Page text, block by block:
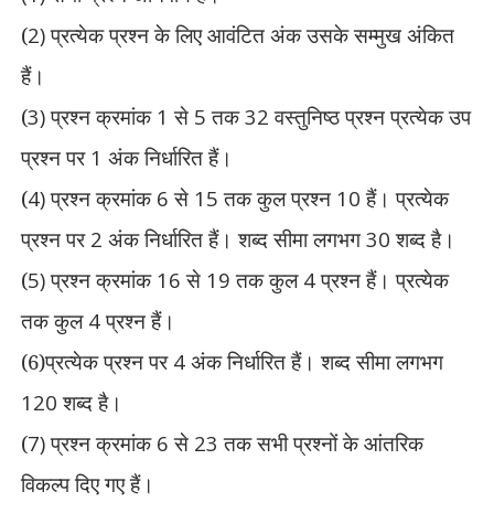
(2)प्रत्येक प्रश्न के लिए आवंटित अंक उसके सम्मुख अंकित
हैं।
(3)प्रश्न क्रमांक 1 से 5 तक32 वस्तुनिष्ठ प्रश्न प्रत्येक उप
प्रश्न पर 1 अंक निर्धारितहैं।
(4)प्रश्न क्रमांक 6 से 15 तक कुल प्रश्न 10 हैं। प्रत्येक
प्रश्न पर 2 अंक निर्धारित हैं। शब्द सीमा लगभग 30 शब्द है।
(5)प्रश्न क्रमांक 16 से 19 तक कुल 4प्रश्न हैं। प्रत्येक
तक कुल 4प्रश्न हैं।
(6)प्रत्येक प्रश्न पर 4अंक निर्धारित हैं। शब्द सीमा लगभग
120 शब्द है।
(7)प्रश्न क्रमांक 6 से 23 तक सभी प्रश्नों के आंतरिक
विकल्प दिए गए हैं।